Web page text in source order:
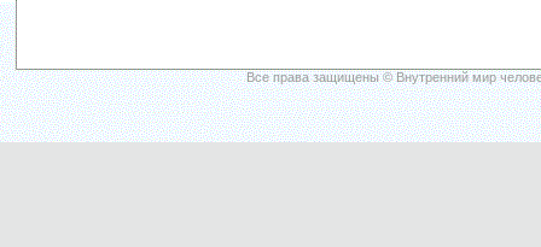
Все права защищены © Внутренний мир